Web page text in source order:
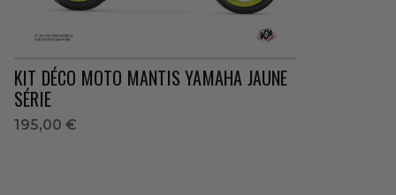
KIT DÉCO MOTO MANTIS YAMAHA JAUNE
SÉRIE
195,00 €